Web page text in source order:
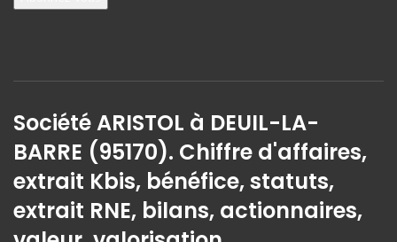
Société ARISTOL à DEUIL-LA-
BARRE (95170). Chiffre d'affaires,
extrait Kbis, bénéfice, statuts,
extrait RNE, bilans, actionnaires,